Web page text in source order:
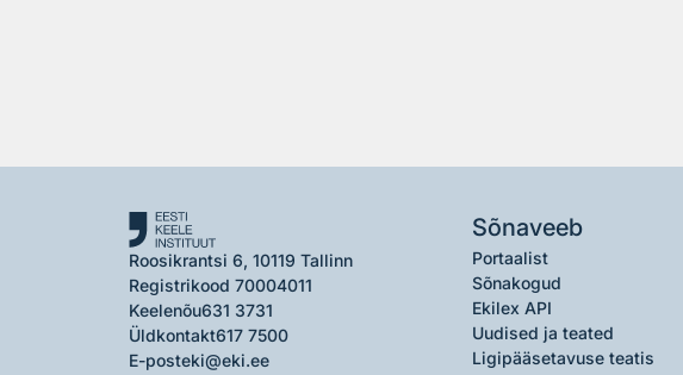
Roosikrantsi 6, 10119 Tallinn
Registrikood 70004011
Keelenõu631 3731
Üldkontakt617 7500
E-posteki@eki.ee
Sõnaveeb
Portaalist
Sõnakogud
Ekilex API
Uudised ja teated
Ligipääsetavuse teatis